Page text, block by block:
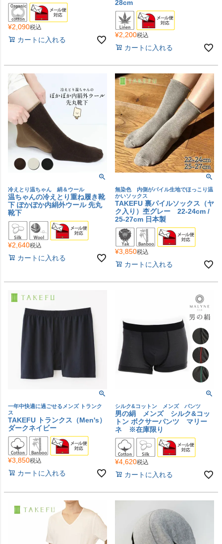
¥2,090税込
カートに入れる
28cm
¥2,200税込
カートに入れる
冷えとり温ちゃん 絹＆ウール
温ちゃんの冷えとり重ね履き靴
下 ぽかぽか内絹外ウール 先丸
靴下
¥2,640税込
カートに入れる
無染色 内側がパイル生地でほっこり温
かいソックス
TAKEFU 裏パイルソックス（ヤ
ク入り）杢グレー 22-24cm /
25-27cm 日本製
¥3,850税込
カートに入れる
一年中快適に過ごせるメンズ トランク
ス
TAKEFU トランクス（Men's）
ダークネイビー
¥3,850税込
カートに入れる
シルク&コットン メンズ パンツ
男の絹 メンズ シルク&コッ
トン ボクサーパンツ マリー
ネ ※在庫限り
¥4,620税込
カートに入れる